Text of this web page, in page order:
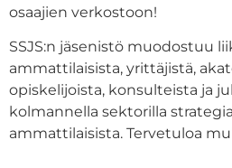
osaajien verkostoon!
SSJS:n jäsenistö muodostuu
ammattilaisista, yrittäjistä,
opiskelijoista, konsulteista ja
kolmannella sektorilla
ammattilaisista. Tervetuloa